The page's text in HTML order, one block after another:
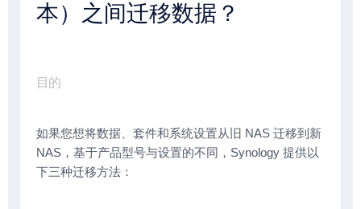
本）之间迁移数据？
目的
如果您想将数据、套件和系统设置从旧 NAS 迁移到新
NAS，基于产品型号与设置的不同，Synology 提供以
下三种迁移方法：